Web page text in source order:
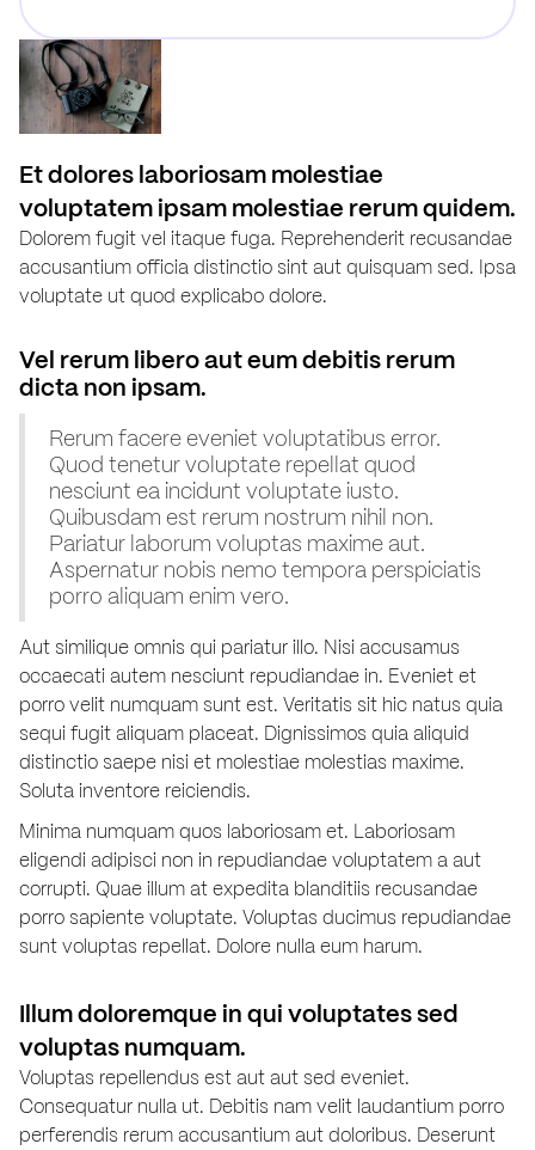
Et dolores laboriosam molestiae
voluptatem ipsam molestiae rerum quidem.
Dolorem fugit vel itaque fuga. Reprehenderit recusandae
accusantium officia distinctio sint aut quisquam sed. Ipsa
voluptate ut quod explicabo dolore.
Vel rerum libero aut eum debitis rerum
dicta non ipsam.
Rerum facere eveniet voluptatibus error.
Quod tenetur voluptate repellat quod
nesciunt ea incidunt voluptate iusto.
Quibusdam est rerum nostrum nihil non.
Pariatur laborum voluptas maxime aut.
Aspernatur nobis nemo tempora perspiciatis
porro aliquam enim vero.
Aut similique omnis qui pariatur illo. Nisi accusamus
occaecati autem nesciunt repudiandae in. Eveniet et
porro velit numquam sunt est. Veritatis sit hic natus quia
sequi fugit aliquam placeat. Dignissimos quia aliquid
distinctio saepe nisi et molestiae molestias maxime.
Soluta inventore reiciendis.
Minima numquam quos laboriosam et. Laboriosam
eligendi adipisci non in repudiandae voluptatem a aut
corrupti. Quae illum at expedita blanditiis recusandae
porro sapiente voluptate. Voluptas ducimus repudiandae
sunt voluptas repellat. Dolore nulla eum harum.
Illum doloremque in qui voluptates sed
voluptas numquam.
Voluptas repellendus est aut aut sed eveniet.
Consequatur nulla ut. Debitis nam velit laudantium porro
perferendis rerum accusantium aut doloribus. Deserunt